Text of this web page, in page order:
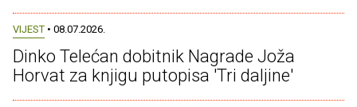
VIJEST • 08.07.2026.
Dinko Telećan dobitnik Nagrade Joža
Horvat za knjigu putopisa 'Tri daljine'